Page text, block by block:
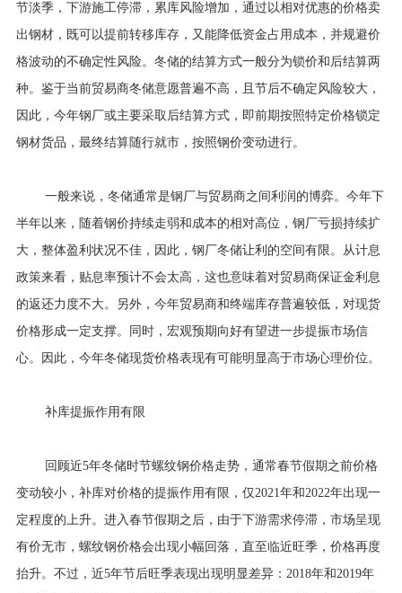
节淡季，下游施工停滞，累库风险增加，通过以相对优惠的价格卖
出钢材，既可以提前转移库存，又能降低资金占用成本，并规避价
格波动的不确定性风险。冬储的结算方式一般分为锁价和后结算两
种。鉴于当前贸易商冬储意愿普遍不高，且节后不确定风险较大，
因此，今年钢厂或主要采取后结算方式，即前期按照特定价格锁定
钢材货品，最终结算随行就市，按照钢价变动进行。
一般来说，冬储通常是钢厂与贸易商之间利润的博弈。今年下
半年以来，随着钢价持续走弱和成本的相对高位，钢厂亏损持续扩
大，整体盈利状况不佳，因此，钢厂冬储让利的空间有限。从计息
政策来看，贴息率预计不会太高，这也意味着对贸易商保证金利息
的返还力度不大。另外，今年贸易商和终端库存普遍较低，对现货
价格形成一定支撑。同时，宏观预期向好有望进一步提振市场信
心。因此，今年冬储现货价格表现有可能明显高于市场心理价位。
补库提振作用有限
回顾近5年冬储时节螺纹钢价格走势，通常春节假期之前价格
变动较小，补库对价格的提振作用有限，仅2021年和2022年出现一
定程度的上升。进入春节假期之后，由于下游需求停滞，市场呈现
有价无市，螺纹钢价格会出现小幅回落，直至临近旺季，价格再度
抬升。不过，近5年节后旺季表现出现明显差异：2018年和2019年